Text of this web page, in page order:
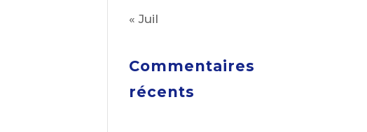
« Juil
Commentaires
récents